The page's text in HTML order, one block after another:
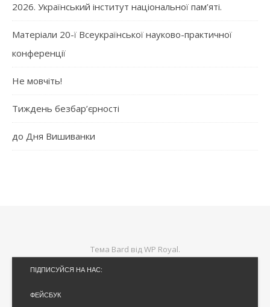
2026. Український інститут національної пам’яті.
Матеріали 20-ї Всеукраїнської науково-практичної
конференції
Не мовчіть!
Тиждень безбар’єрності
до Дня Вишиванки
Тема Bard відWP Royal.
ПІДПИСУЙСЯ НА НАС:
ФЕЙСБУК